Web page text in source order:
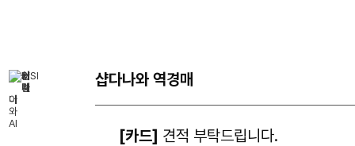
샵다나와 역경매
[카드] 견적 부탁드립니다.